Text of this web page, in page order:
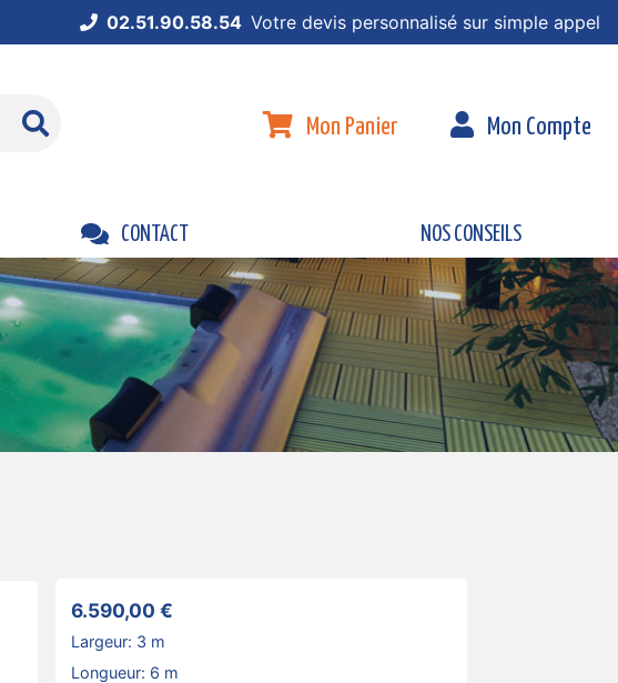
02.51.90.58.54 Votre devis personnalisé sur simple appel
Mon Panier Mon Compte
CONTACT NOS CONSEILS
6.590,00 €
Largeur: 3 m
Longueur: 6 m